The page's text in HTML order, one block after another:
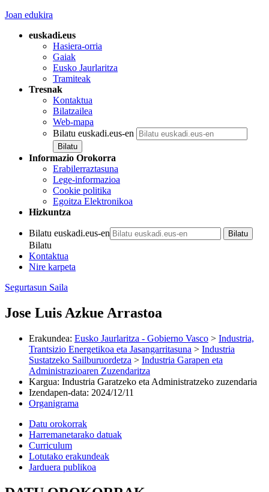
Joan edukira
euskadi.eus
Hasiera-orria
Gaiak
Eusko Jaurlaritza
Tramiteak
Tresnak
Kontaktua
Bilatzailea
Web-mapa
Bilatu euskadi.eus-en
Informazio Orokorra
Erabilerraztasuna
Lege-informazioa
Cookie politika
Egoitza Elektronikoa
Hizkuntza
Bilatu euskadi.eus-en
Bilatu
Kontaktua
Nire karpeta
Segurtasun Saila
Jose Luis Azkue Arrastoa
Erakundea: Eusko Jaurlaritza - Gobierno Vasco > Industria,
Trantsizio Energetikoa eta Jasangarritasuna > Industria
Sustatzeko Sailburuordetza > Industria Garapen eta
Administrazioaren Zuzendaritza
Kargua: Industria Garatzeko eta Administratzeko zuzendaria
Izendapen-data: 2024/12/11
Organigrama
Datu orokorrak
Harremanetarako datuak
Curriculum
Lotutako erakundeak
Jarduera publikoa